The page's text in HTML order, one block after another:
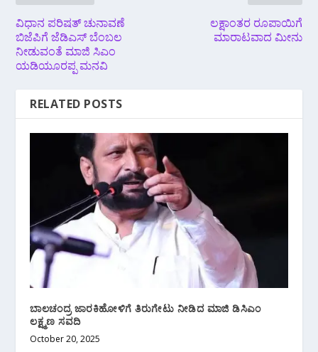
ವಿಧಾನ ಪರಿಷತ್ ಚುನಾವಣೆ
ಬಿಜೆಪಿಗೆ ಜೆಡಿಎಸ್ ಬೆಂಬಲ
ನೀಡುವಂತೆ ಮಾಜಿ ಸಿಎಂ
ಯಡಿಯೂರಪ್ಪ ಮನವಿ
ಲಕ್ಷಾಂತರ ರೂಪಾಯಿಗೆ
ಮಾರಾಟವಾದ ಮೀನು
RELATED POSTS
ಬಾಲಚಂದ್ರ ಜಾರಕಿಹೋಳಿಗೆ ತಿರುಗೇಟು ನೀಡಿದ ಮಾಜಿ ಡಿಸಿಎಂ
ಲಕ್ಷ್ಮಣ ಸವದಿ
October 20, 2025